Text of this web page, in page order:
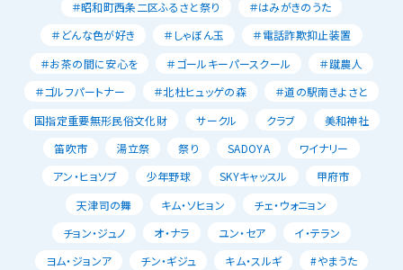
＃昭和町西条二区ふるさと祭り
＃はみがきのうた
＃どんな色が好き
＃しゃぼん玉
＃電話詐欺抑止装置
＃お茶の間に安心を
＃ゴールキーパースクール
＃蹴農人
＃ゴルフパートナー
＃北杜ヒュッゲの森
＃道の駅南きよさと
国指定重要無形民俗文化財
サークル クラブ
美和神社
笛吹市
湯立祭 祭り SADOYA
ワイナリー
アン・ヒョソブ
少年野球 SKYキャッスル
甲府市
天津司の舞
キム・ソヒョン
チェ・ウォニョン
チョン・ジュノ
オ・ナラ ユン・セア
イ・テラン
ヨム・ジョンア
チン・ギジュ キム・スルギ
#やまうた